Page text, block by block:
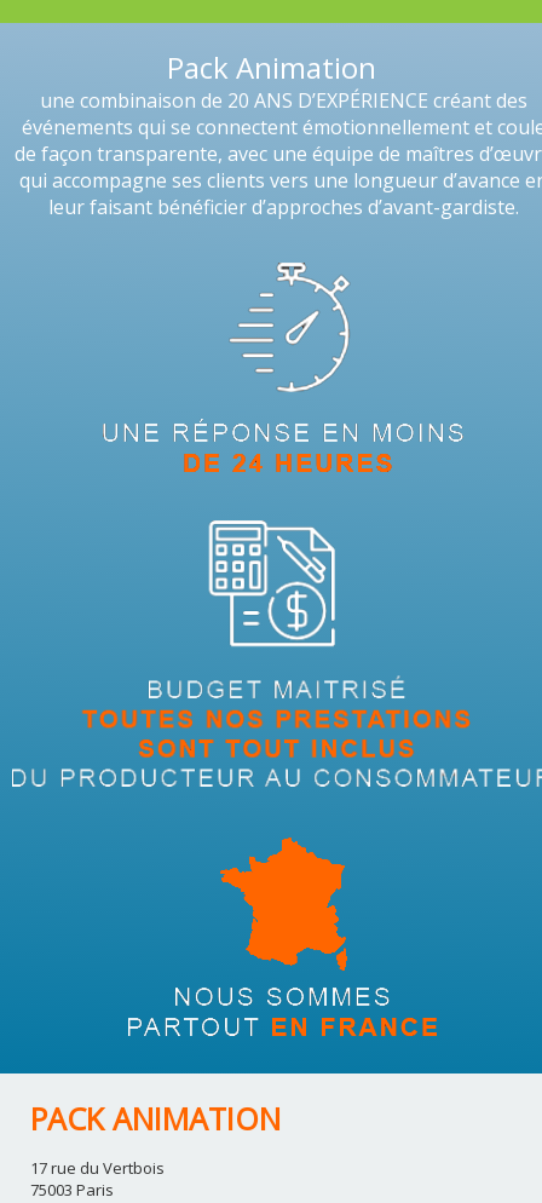
Pack Animation
une combinaison de 20 ANS D’EXPÉRIENCE créant des
événements qui se connectent émotionnellement et
de façon transparente, avec une équipe de maîtres
qui accompagne ses clients vers une longueur d’avance
leur faisant bénéficier d’approches d’avant-gardiste.
PACK ANIMATION
17 rue du Vertbois
75003 Paris